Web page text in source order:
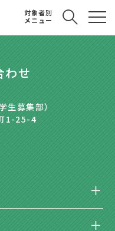
対象者別
メニュー
わせ
募集部）
1-25-4